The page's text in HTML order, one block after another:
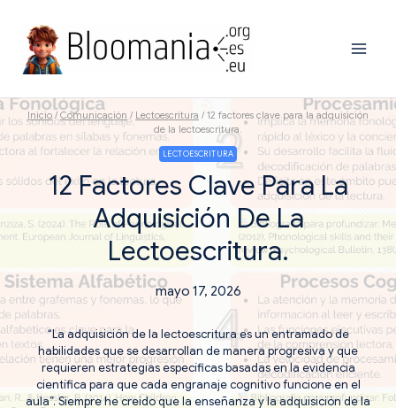
contenido
Inicio / Comunicación / Lectoescritura / 12 factores clave para la adquisición
de la lectoescritura.
LECTOESCRITURA
12 Factores Clave Para La
Adquisición De La
Lectoescritura.
mayo 17, 2026
“La adquisición de la lectoescritura es un entramado de
habilidades que se desarrollan de manera progresiva y que
requieren estrategias específicas basadas en la evidencia
científica para que cada engranaje cognitivo funcione en el
aula”. Siempre he creído que la enseñanza y la adquisición de la